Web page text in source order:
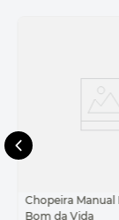
Chopeira Manual
Bom da Vida